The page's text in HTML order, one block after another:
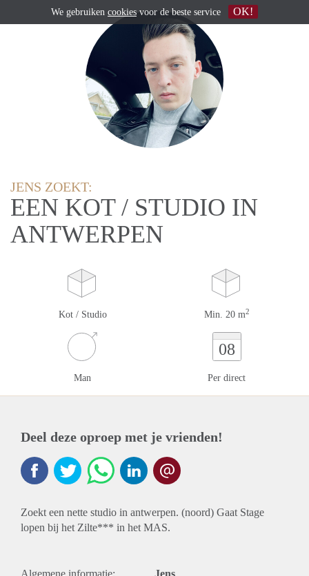
JENS ZOEKT:
EEN KOT / STUDIO IN
ANTWERPEN
Kot / Studio Min. 20 m2
Man
08
Per direct
Deel deze oproep met je vrienden!
Zoekt een nette studio in antwerpen. (noord) Gaat Stage
lopen bij het Zilte*** in het MAS.
Algemene informatie: Jens
We gebruiken cookiesvoor de beste service OK!